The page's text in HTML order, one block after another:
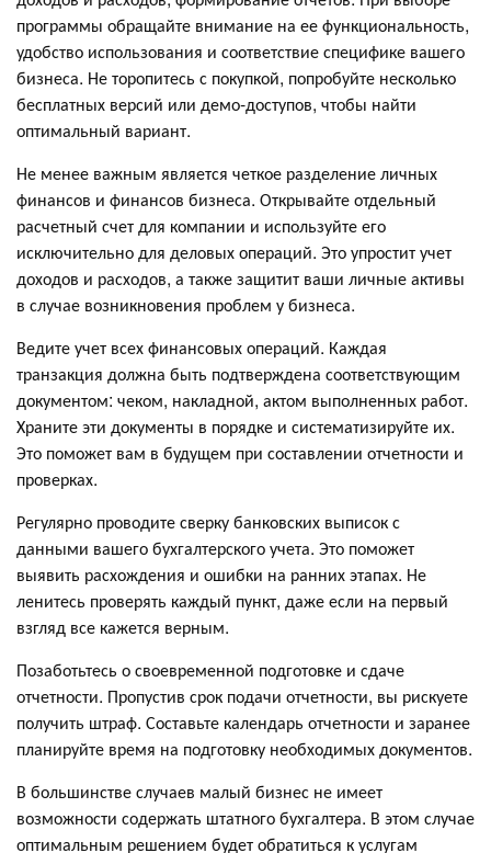
программы обращайте внимание на ее функциональность,
удобство использования и соответствие специфике вашего
бизнеса. Не торопитесь с покупкой, попробуйте несколько
бесплатных версий или демо-доступов, чтобы найти
оптимальный вариант.
Не менее важным является четкое разделение личных
финансов и финансов бизнеса. Открывайте отдельный
расчетный счет для компании и используйте его
исключительно для деловых операций. Это упростит учет
доходов и расходов, а также защитит ваши личные активы
в случае возникновения проблем у бизнеса.
Ведите учет всех финансовых операций. Каждая
транзакция должна быть подтверждена соответствующим
документом: чеком, накладной, актом выполненных работ.
Храните эти документы в порядке и систематизируйте их.
Это поможет вам в будущем при составлении отчетности и
проверках.
Регулярно проводите сверку банковских выписок с
данными вашего бухгалтерского учета. Это поможет
выявить расхождения и ошибки на ранних этапах. Не
ленитесь проверять каждый пункт, даже если на первый
взгляд все кажется верным.
Позаботьтесь о своевременной подготовке и сдаче
отчетности. Пропустив срок подачи отчетности, вы рискуете
получить штраф. Составьте календарь отчетности и заранее
планируйте время на подготовку необходимых документов.
В большинстве случаев малый бизнес не имеет
возможности содержать штатного бухгалтера. В этом случае
оптимальным решением будет обратиться к услугам